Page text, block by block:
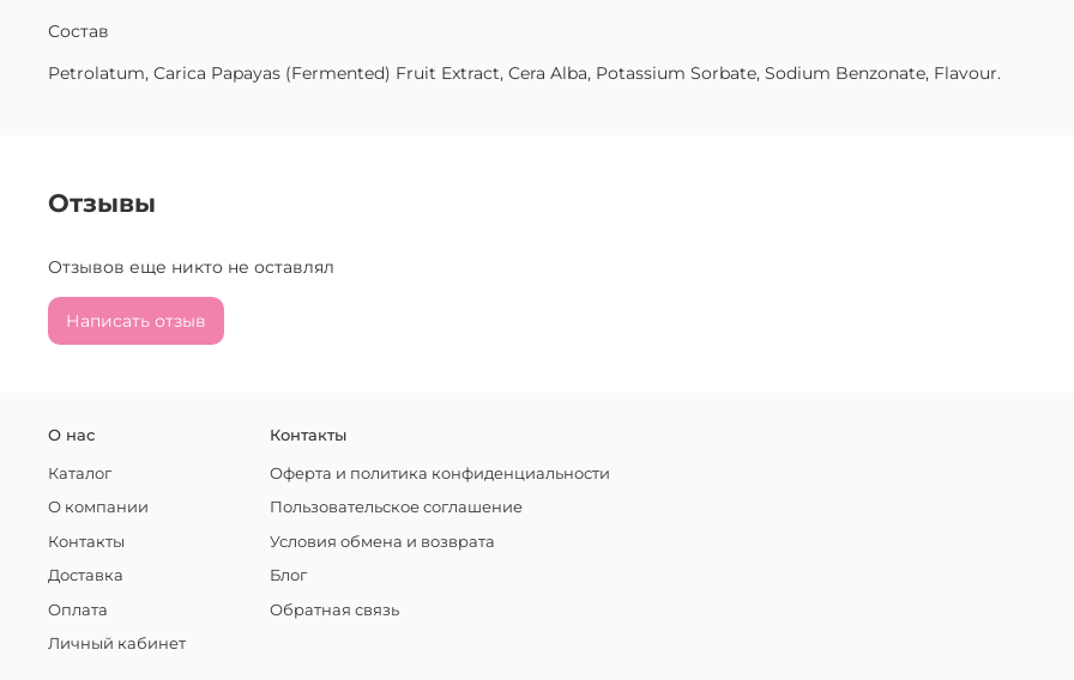
Состав
Petrolatum, Carica Papayas (Fermented) Fruit Extract, Cera Alba, Potassium Sorbate, Sodium Benzonate, Flavour.
Отзывы
Отзывов еще никто не оставлял
Написать отзыв
О нас
Каталог
О компании
Контакты
Доставка
Оплата
Личный кабинет
Контакты
Оферта и политика конфиденциальности
Пользовательское соглашение
Условия обмена и возврата
Блог
Обратная связь